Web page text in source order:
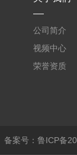
公司简介
视频中心
荣誉资质
备案号：鲁ICP备